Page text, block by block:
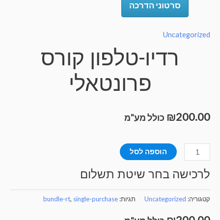
סרטוני הדרכה
רדיו-טלפון קורס
פרונטאלי
₪ כולל מע"מ
טלפון
הוספה לסל
בחר שיטת תשלום
Uncategorized תגיות: bundle-rt,single-purchase